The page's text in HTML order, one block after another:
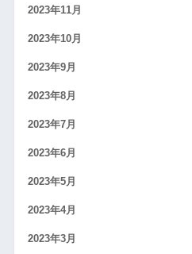
2023年11月
2023年10月
2023年9月
2023年8月
2023年7月
2023年6月
2023年5月
2023年4月
2023年3月